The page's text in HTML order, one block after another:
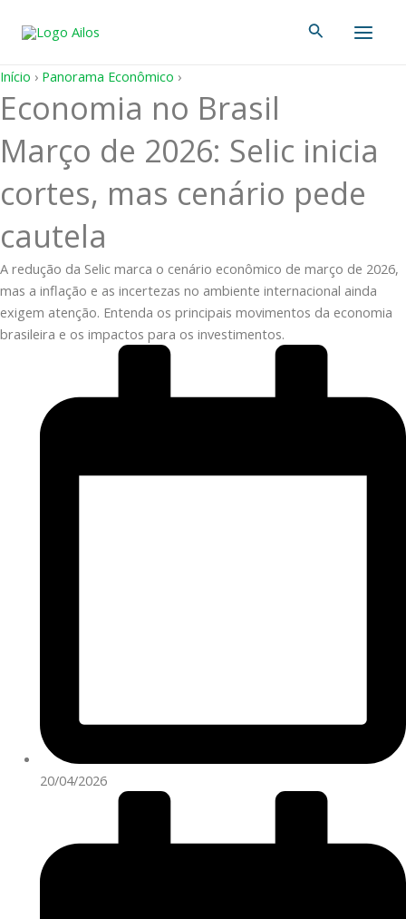
para
conteúdo
Pesquisar
Início › Panorama Econômico ›
Economia no Brasil
Março de 2026: Selic inicia
cortes, mas cenário pede
cautela
A redução da Selic marca o cenário econômico de março de 2026,
mas a inflação e as incertezas no ambiente internacional ainda
exigem atenção. Entenda os principais movimentos da economia
brasileira e os impactos para os investimentos.
20/04/2026